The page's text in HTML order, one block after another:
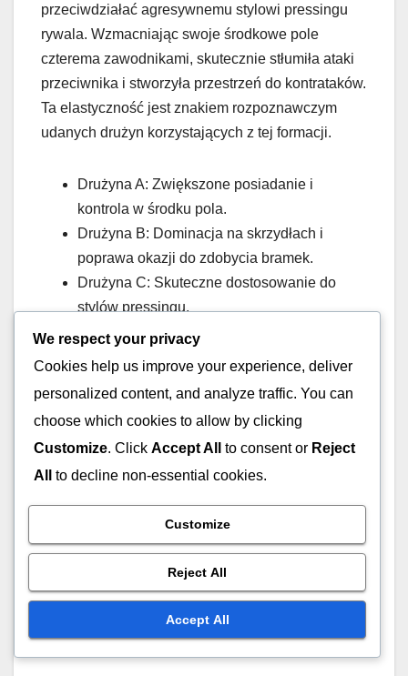
przeciwdziałać agresywnemu stylowi pressingu
rywala. Wzmacniając swoje środkowe pole
czterema zawodnikami, skutecznie stłumiła ataki
przeciwnika i stworzyła przestrzeń do kontrataków.
Ta elastyczność jest znakiem rozpoznawczym
udanych drużyn korzystających z tej formacji.
Drużyna A: Zwiększone posiadanie i
kontrola w środku pola.
Drużyna B: Dominacja na skrzydłach i
poprawa okazji do zdobycia bramek.
Drużyna C: Skuteczne dostosowanie do
stylów pressingu.
Te studia przypadków ilustrują, jak formacja 2-4-4
może być dostosowana do spełnienia konkretnych
potrzeb taktycznych. Drużyny, które rozumieją
swoje mocne strony i dynamikę przeciwników,
mogą maksymalizować skuteczność tej formacji,
co prowadzi do poprawy ogólnej wydajności.
navigation
Szerokość, Głębokość,
Rozmieszczenie graczy
Wariacje formacji, Role
Dostosowania taktyczne
We respect your privacy
Cookies help us improve your experience, deliver
personalized content, and analyze traffic. You can
choose which cookies to allow by clicking
Customize. Click Accept All to consent or Reject
All
to decline non-essential cookies.
Customize
Reject All
Accept All